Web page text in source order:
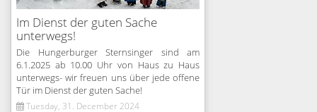
Im Dienst der guten Sache
unterwegs!
Die Hungerburger Sternsinger sind am
6.1.2025 ab 10.00 Uhr von Haus zu Haus
unterwegs- wir freuen uns über jede offene
Tür im Dienst der guten Sache!
Tuesday, 31. December 2024